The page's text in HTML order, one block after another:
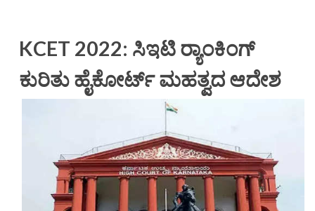
KCET 2022: ಸಿಇಟಿ ರ‍್ಯಾಂಕಿಂಗ್‌
ಕುರಿತು ಹೈಕೋರ್ಟ್‌ ಮಹತ್ವದ ಆದೇಶ